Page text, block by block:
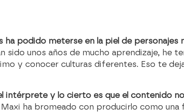
podido meterse en la piel de personajes
sido unos años de mucho aprendizaje, he
y conocer culturas diferentes. Eso te
intérprete y lo cierto es que el contenido
ha bromeado con producirlo como una